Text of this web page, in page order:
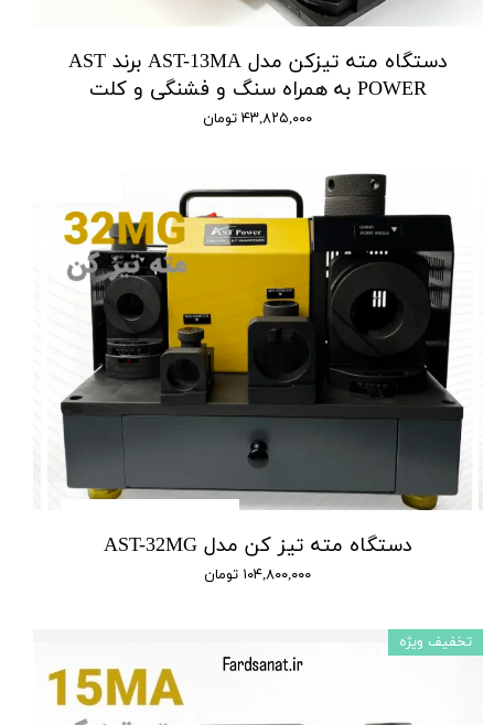
دستگاه مته تیزکن مدل AST-13MA برند AST
POWER به همراه سنگ و فشنگی و کلت
۴۳,۸۲۵,۰۰۰ تومان
دستگاه مته تیز کن مدل AST-32MG
۱۰۴,۸۰۰,۰۰۰ تومان
تخفیف ویژه